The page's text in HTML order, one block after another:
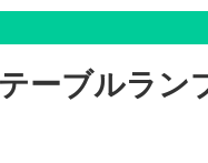
ーブルラン